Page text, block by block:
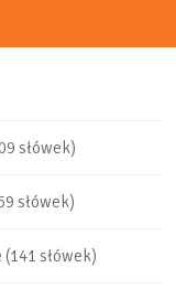
słówek)
słówek)
słówek)